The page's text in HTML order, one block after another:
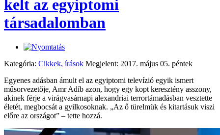
kelt az egyiptomi
társadalomban
Kategória: Cikkek, írások Megjelent: 2017. május 05. péntek
Egyenes adásban ámult el az egyiptomi televízió egyik ismert
műsorvezetője, Amr Adíb azon, hogy egy kopt keresztény asszony,
akinek férje a virágvasárnapi alexandriai terrortámadásban vesztette
életét, megbocsát a gyilkosoknak. „Az ő türelmük és kitartásuk viszi
előre az országot” – tette hozzá.